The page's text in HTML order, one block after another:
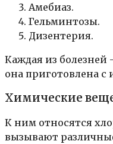
Амебиаз.
Гельминтозы.
Дизентерия.
Каждая из болезней
она приготовлена с
Химические
К ним относятся
вызывают